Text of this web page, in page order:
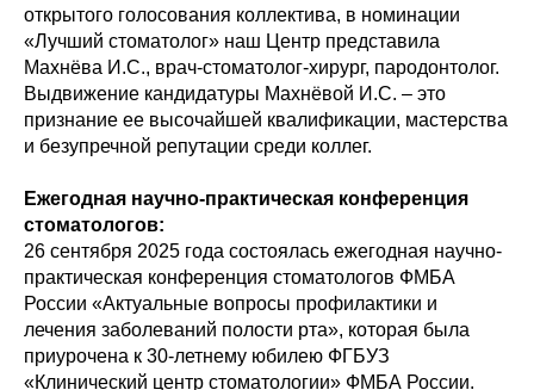
открытого голосования коллектива, в номинации
«Лучший стоматолог» наш Центр представила
Махнёва И.С., врач-стоматолог-хирург, пародонтолог.
Выдвижение кандидатуры Махнёвой И.С. – это
признание ее высочайшей квалификации, мастерства
и безупречной репутации среди коллег.
Ежегодная научно-практическая конференция
стоматологов:
26 сентября 2025 года состоялась ежегодная научно-
практическая конференция стоматологов ФМБА
России «Актуальные вопросы профилактики и
лечения заболеваний полости рта», которая была
приурочена к 30-летнему юбилею ФГБУЗ
«Клинический центр стоматологии» ФМБА России.